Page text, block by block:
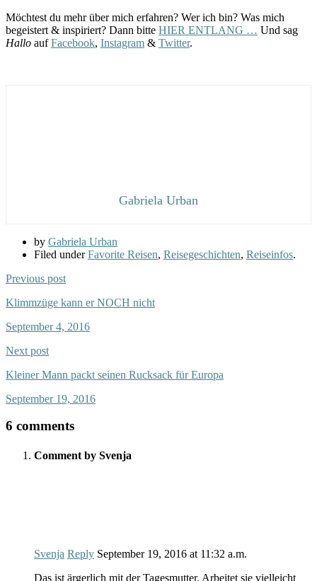
Möchtest du mehr über mich erfahren? Wer ich bin? Was mich
begeistert & inspiriert? Dann bitte HIER ENTLANG … Und sag
Hallo aufFacebook, Instagram & Twitter.
Gabriela Urban
by Gabriela Urban
Filed underFavorite Reisen, Reisegeschichten, Reiseinfos.
Previous post
Klimmzüge kann er NOCH nicht
September 4, 2016
Next post
Kleiner Mann packt seinen Rucksack für Europa
September 19, 2016
6 comments
Comment by Svenja
Svenja Reply September 19, 2016 at 11:32 a.m.
Das ist ärgerlich mit der Tagesmutter. Arbeitet sie vielleicht